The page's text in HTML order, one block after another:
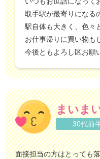
取手駅が最寄りになる
駅自体も大きく、色々
お仕事帰りに買い物も
今後ともよろし区お願
まいま
30代前
面接担当の方はとっても